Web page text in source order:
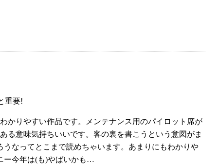
重要!
かりやすい作品です。メンテナンス用のパイロット席が
意味気持ちいいです。客の裏を書こうという意図がま
なってとこまで読めちゃいます。あまりにもわかりや
ー今年は(も)やばいかも…